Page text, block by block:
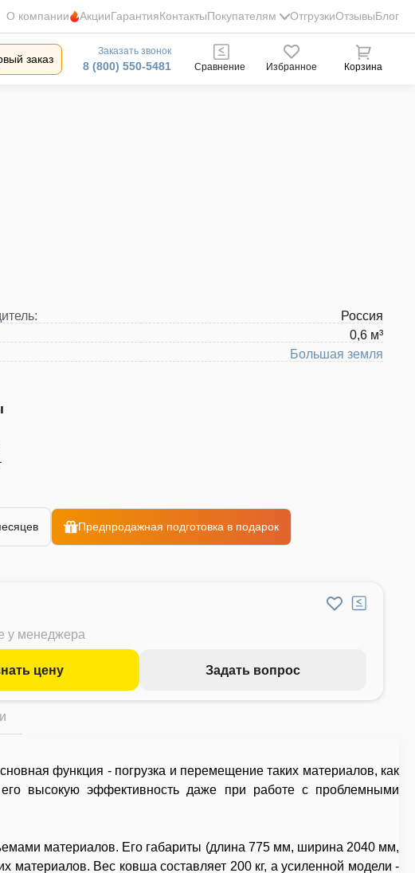
О компании АкцииГарантияКонтактыПокупателям ОтгрузкиОтзывыБлог
заказ
Заказать звонок
8 (800) 550-5481 Сравнение Избранное Корзина
:
Россия
0,6 м³
Большая земля
Предпродажная подготовка в подарок
у менеджера
цену Задать вопрос
функция - погрузка и перемещение таких материалов, как
его высокую эффективность даже при работе с проблемными
материалов. Его габариты (длина 775 мм, ширина 2040 мм,
материалов. Вес ковша составляет 200 кг, а усиленной модели -